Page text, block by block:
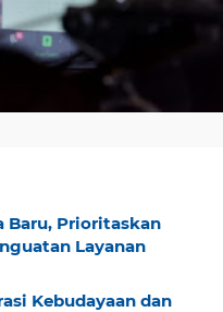
Baru, Prioritaskan
Layanan
Kebudayaan dan